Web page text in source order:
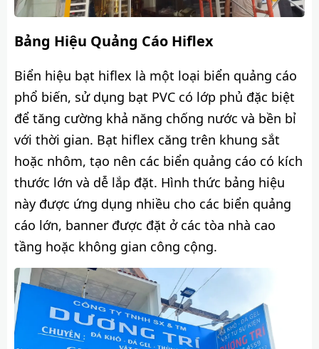
Bảng Hiệu Quảng Cáo Hiflex
Biển hiệu bạt hiflex là một loại biển quảng cáo
phổ biến, sử dụng bạt PVC có lớp phủ đặc biệt
để tăng cường khả năng chống nước và bền bỉ
với thời gian. Bạt hiflex căng trên khung sắt
hoặc nhôm, tạo nên các biển quảng cáo có kích
thước lớn và dễ lắp đặt. Hình thức bảng hiệu
này được ứng dụng nhiều cho các biển quảng
cáo lớn, banner được đặt ở các tòa nhà cao
tầng hoặc không gian công cộng.